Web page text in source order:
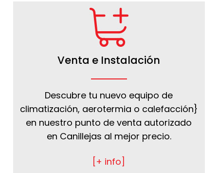
Venta e Instalación
Descubre tu nuevo equipo de
climatización, aerotermia o calefacción}
en nuestro punto de venta autorizado
en Canillejas al mejor precio.
[+ info]